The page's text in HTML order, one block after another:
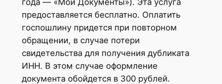
предоставляется бесплатно. Оплатить
госпошлину придется при повторном
обращении, в случае потери
свидетельства для получения дубликата
ИНН. В этом случае оформление
документа обойдется в 300 рублей.